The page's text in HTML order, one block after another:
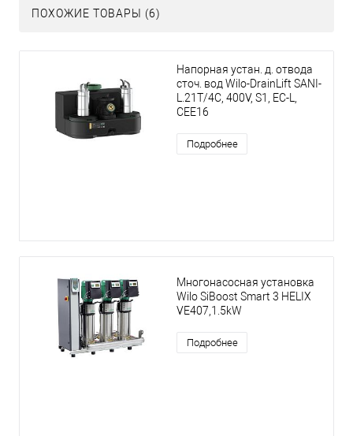
ПОХОЖИЕ ТОВАРЫ (6)
Напорная устан. д. отвода
сточ. вод Wilo-DrainLift SANI-
L.21T/4C, 400V, S1, EC-L,
CEE16
Подробнее
Многонасосная установка
Wilo SiBoost Smart 3 HELIX
VE407,1.5kW
Подробнее